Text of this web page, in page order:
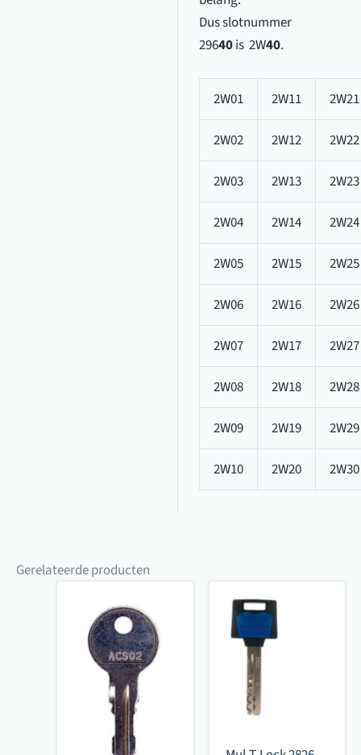
Dus slotnummer
29640is 2W40.
2W01 2W11 2W21
2W02 2W12 2W22
2W03 2W13 2W23
2W04 2W14 2W24
2W05 2W15 2W25
2W06 2W16 2W26
2W07 2W17 2W27
2W08 2W18 2W28
2W09 2W19 2W29
2W10 2W20 2W30
Gerelateerde producten